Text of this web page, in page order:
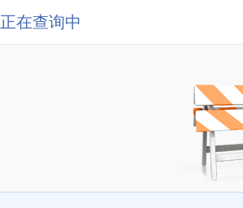
正在查询中